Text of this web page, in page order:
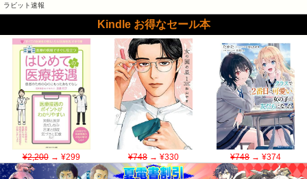
ラビット速報
Kindle お得なセール本
¥2,200→ ¥299 ¥748→ ¥330 ¥748→ ¥374